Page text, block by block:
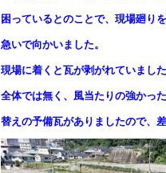
困っているとのことで、現場廻りを
急いで向かいました。
現場に着くと瓦が剥がれていました
全体では無く、風当たりの強かっ
替えの予備瓦がありましたので、